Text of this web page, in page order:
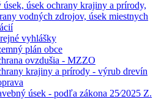
úsek, úsek ochrany krajiny a prírody,
vodných zdrojov, úsek miestnych
vyhlášky
plán obce
ovzdušia - MZZO
krajiny a prírody - výrub drevín
úsek - podľa zákona 25⁄2025 Z.